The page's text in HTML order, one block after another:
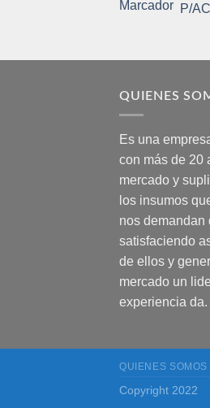
P/
QUIENES
Es una
con más de 20
mercado y
los insumos
nos demandan
satisfaciendo
de ellos y
mercado un
experiencia da.
QUIENES SOMOS
Copyright 2022